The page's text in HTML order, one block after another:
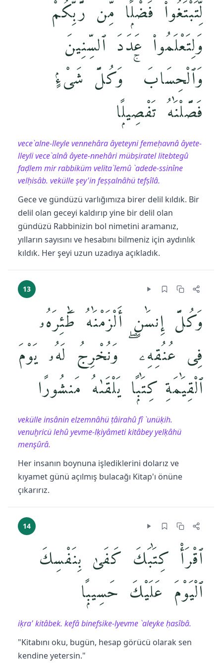
لِّتَبْتَغُوا۟ فَضْلًۭا مِّن رَّبِّكُمْ
وَلِتَعْلَمُوا۟ عَدَدَ ٱلسِّنِينَ
وَٱلْحِسَابَ ۚ وَكُلَّ شَىْءٍۢ
فَصَّلْنَٰهُ تَفْصِيلًۭا
vece`alne-lleyle vennehâra âyeteyni femeḥavnâ âyete-
lleyli vece`alnâ âyete-nnehâri mübṣiratel litebtegû
faḍlem mir rabbiküm velita`lemû `adede-ssinîne
velḥisâb. vekülle şey'in feṣṣalnâhü tefṣîlâ.
Gece ve gündüzü varlığımıza birer delil kıldık. Bir
delil olan geceyi kaldırıp yine bir delil olan
gündüzü Rabbinizin bol nimetini aramanız,
yılların sayısını ve hesabını bilmeniz için aydınlık
kıldık. Her şeyi uzun uzadıya açıkladık.
13
وَكُلَّ إِنسَٰنٍ أَلْزَمْنَٰهُ طَٰٓئِرَهُۥ
فِى عُنُقِهِۦ ۖ وَنُخْرِجُ لَهُۥ يَوْمَ
ٱلْقِيَٰمَةِ كِتَٰبًۭا يَلْقَىٰهُ مَنشُورًا
vekülle insânin elzemnâhü ṭâirahû fî `unüḳih.
venuḫricü lehû yevme-lḳiyâmeti kitâbey yelḳâhü
menşûrâ.
Her insanın boynuna işlediklerini dolarız ve
kıyamet günü açılmış bulacağı Kitap'ı önüne
çıkarırız.
14
ٱقْرَأْ كِتَٰبَكَ كَفَىٰ بِنَفْسِكَ
ٱلْيَوْمَ عَلَيْكَ حَسِيبًۭا
iḳra' kitâbek. kefâ binefsike-lyevme `aleyke ḥasîbâ.
"Kitabını oku, bugün, hesap görücü olarak sen
kendine yetersin."